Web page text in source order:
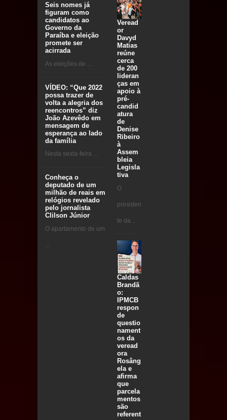
Seis nomes já
figuram como
candidatos ao
Governo da
Paraíba e eleição
promete ser
acirrada
As eleições de ...
VÍDEO: “Que 2022
possa trazer de
volta a alegria dos
reencontros” diz
João Azevêdo em
mensagem de
esperança ao lado
da família
Nesta sexta-feira ...
Conheça o
deputado de um
milhão de reais em
relógios revelado
pelo jornalista
Clilson Júnior
O apartamento de um
...
Veread
or
Davyd
Matias
reúne
cerca
de 200
lideran
ças em
apoio à
pré-
candid
atura
de
Denise
Ribeiro
à
Assem
bleia
Legisla
tiva
O
presiden
te da ...
Caldas
Brandã
o:
IPMCB
respon
de
questio
nament
os da
veread
ora
Rosâng
ela e
afirma
que
parcela
mentos
são
referent